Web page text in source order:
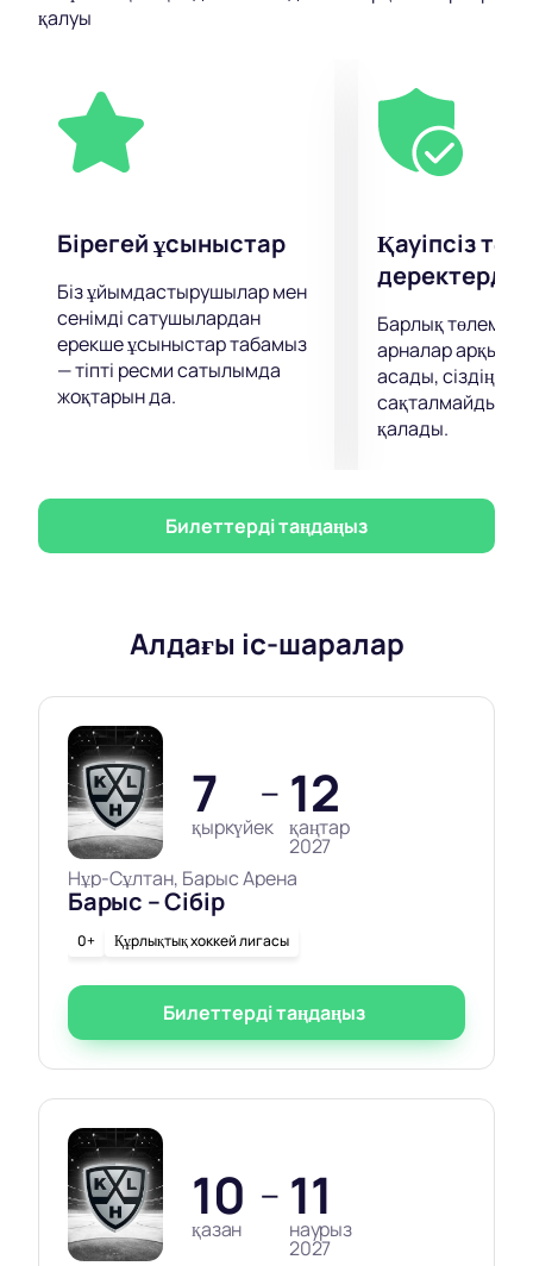
құндылықтарды жеңуін нәзік біріктіреді.
жақсы пікірлер алды. Бұл туралы өз пікіріңізді
қалыптастырып, оның кейіпкерлерінің ортасында
жағымды, қызықты кеш өткізуге асығыңыз.
қалуы
Бірегей ұсыныстар
Біз ұйымдастырушылар мен
сенімді сатушылардан
ерекше ұсыныстар табамыз
— тіпті ресми сатылымда
жоқтарын да.
Қауіпсіз
деректерді
Барлық
арналар арқылы
асады, сіздің
сақталмайды
қалады.
Билеттерді таңдаңыз
Алдағы іс-шаралар
7
қыркүйек
— 12
қаңтар
2027
Нұр-Сұлтан, Барыс Арена
Барыс – Сібір
0+ Құрлықтық хоккей лигасы
Билеттерді таңдаңыз
10
қазан
— 11
наурыз
2027